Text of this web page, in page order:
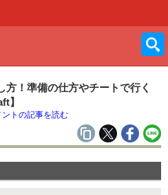
方！準備の仕方やチートで行く
】
トの記事を読む